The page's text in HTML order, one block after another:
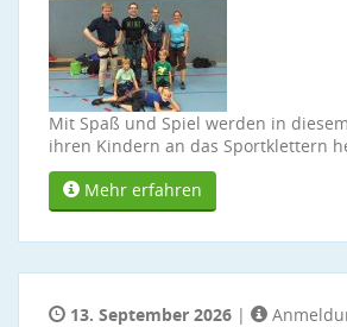
Mit Spaß und Spiel werden in
ihren Kindern an das Sportklettern
Mehr erfahren
13. September 2026 |